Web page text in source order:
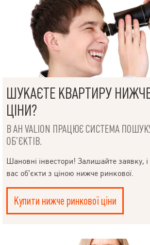
ШУКАЄТЕ КВАРТИРУ
ЦІНИ?
В АН VALION ПРАЦЮЄ СИСТЕМА
ОБ’ЄКТІВ.
Шановні інвестори! Залишайте заявку,
вас об’єкти з ціною нижче ринкової.
Купити нижче ринкової ціни